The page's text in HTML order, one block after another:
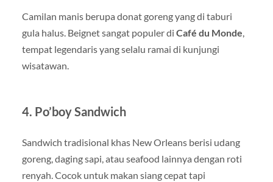
Camilan manis berupa donat goreng yang di taburi
gula halus. Beignet sangat populer di Café du Monde,
tempat legendaris yang selalu ramai di kunjungi
wisatawan.
4. Po’boy Sandwich
Sandwich tradisional khas New Orleans berisi udang
goreng, daging sapi, atau seafood lainnya dengan roti
renyah. Cocok untuk makan siang cepat tapi